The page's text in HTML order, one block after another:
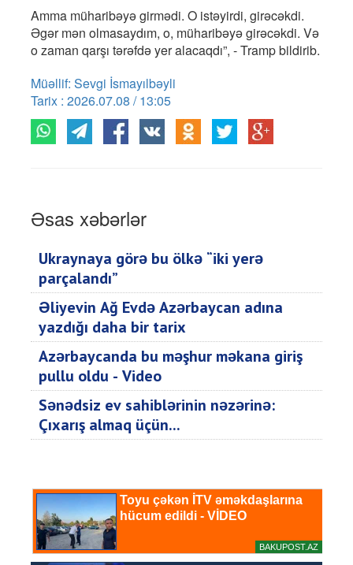
Amma müharibəyə girmədi. O istəyirdi, girəcəkdi.
Əgər mən olmasaydım, o, müharibəyə girəcəkdi. Və
o zaman qarşı tərəfdə yer alacaqdı”, - Tramp bildirib.
Müəllif: Sevgi İsmayılbəyli
Tarix : 2026.07.08 / 13:05
Əsas xəbərlər
Ukraynaya görə bu ölkə “iki yerə
parçalandı”
Əliyevin Ağ Evdə Azərbaycan adına
yazdığı daha bir tarix
Azərbaycanda bu məşhur məkana giriş
pullu oldu - Video
Sənədsiz ev sahiblərinin nəzərinə:
Çıxarış almaq üçün...